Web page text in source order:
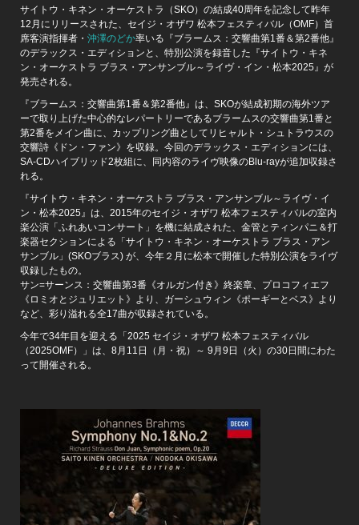
サイトウ・キネン・オーケストラ（SKO）の結成40周年を記念して昨年
12月にリリースされた、セイジ・オザワ 松本フェスティバル（OMF）首
席客演指揮者・ 沖澤のどか率いる『ブラームス：交響曲第1番＆第2番他』
のデラックス・エディションと、特別公演を録音した『サイトウ・キネ
ン・オーケストラ ブラス・アンサンブル～ライヴ・イン・松本2025』が
発売される。
『ブラームス：交響曲第1番＆第2番他』は、SKOが結成初期の海外ツア
ーで取り上げた中心的なレパートリーであるブラームスの交響曲第1番と
第2番をメイン曲に、カップリング曲としてリヒャルト・シュトラウスの
交響詩《ドン・ファン》を収録。今回のデラックス・エディションには、
SA-CDハイブリッド2枚組に、同内容のライヴ映像のBlu-rayが追加収録さ
れる。
『サイトウ・キネン・オーケストラ ブラス・アンサンブル～ライヴ・イ
ン・松本2025』は、2015年のセイジ・オザワ 松本フェスティバルの室内
楽公演「ふれあいコンサート」を機に結成された、金管とティンパニ＆打
楽器セクションによる「サイトウ・キネン・オーケストラ ブラス・アン
サンブル」(SKOブラス) が、今年２月に松本で開催した特別公演をライヴ
収録したもの。
サン=サーンス：交響曲第3番《オルガン付き》終楽章、プロコフィエフ
《ロミオとジュリエット》より、ガーシュウィン《ポーギーとベス》より
など、彩り溢れる全17曲が収録されている。
今年で34年目を迎える「2025 セイジ・オザワ 松本フェスティバル
（2025OMF）」は、8月11日（月・祝）～ 9月9日（火）の30日間にわた
って開催される。